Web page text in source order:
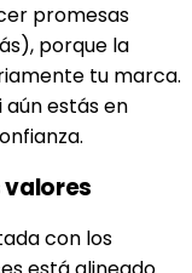
promesas
porque la
tu marca.
estás en
valores
con los